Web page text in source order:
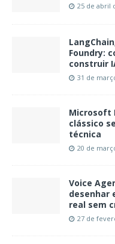
25 de abril
Foundry:
construir
31 de
Microsoft
clássico
técnica
20 de
Voice
desenhar
real sem
27 de